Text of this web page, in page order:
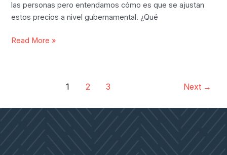
las personas pero entendamos cómo es que se ajustan
estos precios a nivel gubernamental. ¿Qué
¿Por
la
gasolina
en
México
Read More »
1 2 3 Next →